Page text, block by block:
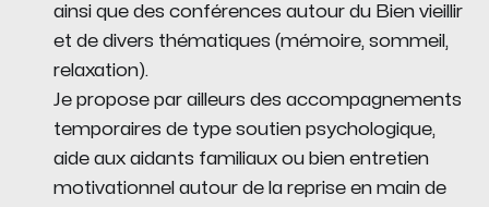
ainsi que des conférences autour du Bien vieillir
et de divers thématiques (mémoire, sommeil,
relaxation).
Je propose par ailleurs des accompagnements
temporaires de type soutien psychologique,
aide aux aidants familiaux ou bien entretien
motivationnel autour de la reprise en main de